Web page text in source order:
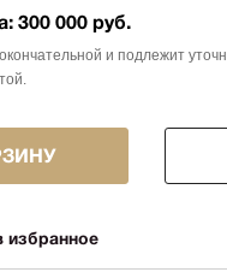
Графика
Постимпрессионизм
Авторский стиль
Символизм
300 000 руб.
и подлежит
избранное